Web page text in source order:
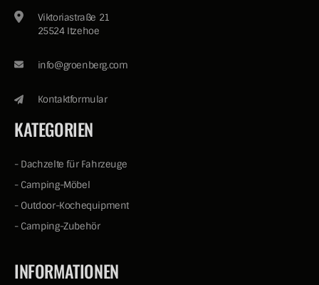
Viktoriastraße 21
25524 Itzehoe
info@groenberg.com
Kontaktformular
KATEGORIEN
- Dachzelte für Fahrzeuge
- Camping-Möbel
- Outdoor-Kochequipment
- Camping-Zubehör
INFORMATIONEN